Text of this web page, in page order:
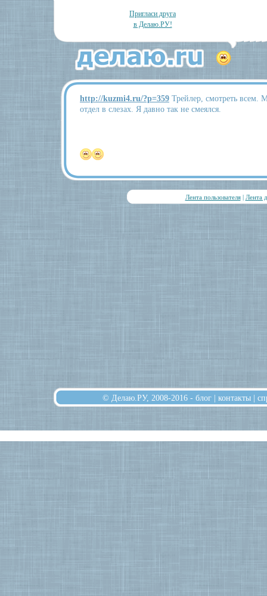
Пригласи друга
в Делаю.РУ!
http://kuzmi4.ru/?p=359 Трейлер, смотреть всем.
отдел в слезах. Я давно так не смеялся.
Лента пользователя| Лента
© Делаю.РУ, 2008-2016 - блог | контакты |